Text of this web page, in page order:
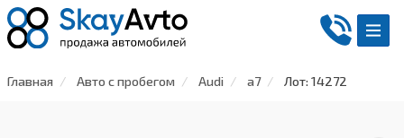
Главная Авто с пробегом Audi a7 Лот: 14272